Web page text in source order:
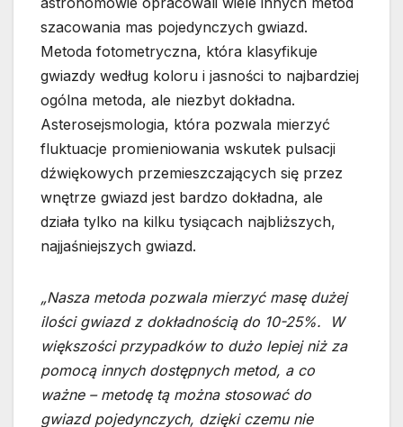
szacowania mas pojedynczych gwiazd.
Metoda fotometryczna, która klasyfikuje
gwiazdy według koloru i jasności to najbardziej
ogólna metoda, ale niezbyt dokładna.
Asterosejsmologia, która pozwala mierzyć
fluktuacje promieniowania wskutek pulsacji
dźwiękowych przemieszczających się przez
wnętrze gwiazd jest bardzo dokładna, ale
działa tylko na kilku tysiącach najbliższych,
najjaśniejszych gwiazd.
„Nasza metoda pozwala mierzyć masę dużej
ilości gwiazd z dokładnością do 10-25%. W
większości przypadków to dużo lepiej niż za
pomocą innych dostępnych metod, a co
ważne – metodę tą można stosować do
gwiazd pojedynczych, dzięki czemu nie